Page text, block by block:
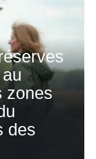
zones
des